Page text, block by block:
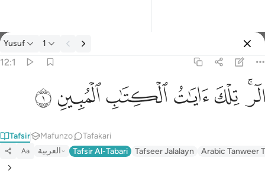
Tafsir: Yusuf 12:1
Yusuf 1
12:1
الر تلك ايات الكتاب المبين ١
الٓر ۚ تِلْكَ ءَايَـٰتُ ٱلْكِتَـٰبِ ٱلْمُبِينِ ١
ﲒﲓﲔﲕﲖﲗﲘ
Tafsir Mafunzo Tafakari
Aa العربية Tafsir Al-Tabari Tafseer Jalalayn Arabic Tanweer